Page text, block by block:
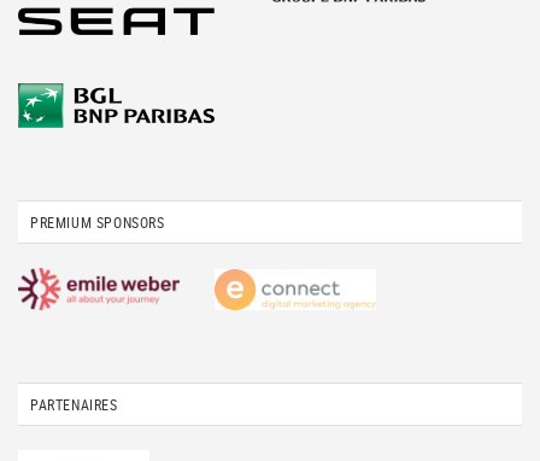
PREMIUM SPONSORS
PARTENAIRES